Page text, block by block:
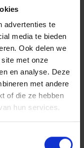
advertenties te
media te bieden
Ook delen we
met onze
en analyse. Deze
met andere
of die ze hebben
hun services.
(GWW) of
in
de dagelijkse
van één of
volgens
ontwikkelen